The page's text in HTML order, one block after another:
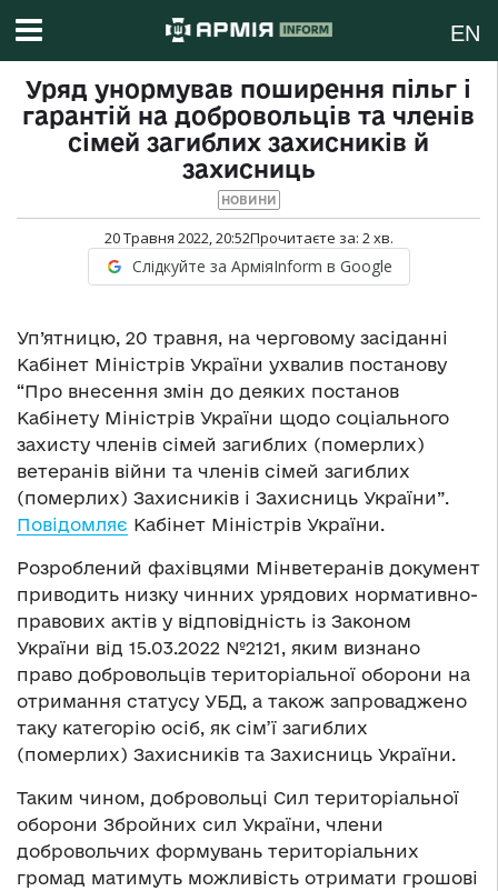
EN
Уряд унормував поширення пільг і
гарантій на добровольців та членів
сімей загиблих захисників й
захисниць
НОВИНИ
20 Травня 2022, 20:52Прочитаєте за: 2хв.
Слідкуйте за АрміяInform в Google
Уп’ятницю, 20 травня, на черговому засіданні
Кабінет Міністрів України ухвалив постанову
“Про внесення змін до деяких постанов
Кабінету Міністрів України щодо соціального
захисту членів сімей загиблих (померлих)
ветеранів війни та членів сімей загиблих
(померлих) Захисників і Захисниць України”.
Повідомляє Кабінет Міністрів України.
Розроблений фахівцями Мінветеранів документ
приводить низку чинних урядових нормативно-
правових актів у відповідність із Законом
України від 15.03.2022 №2121, яким визнано
право добровольців територіальної оборони на
отримання статусу УБД, а також запроваджено
таку категорію осіб, як сім’ї загиблих
(померлих) Захисників та Захисниць України.
Таким чином, добровольці Сил територіальної
оборони Збройних сил України, члени
добровольчих формувань територіальних
громад матимуть можливість отримати грошові